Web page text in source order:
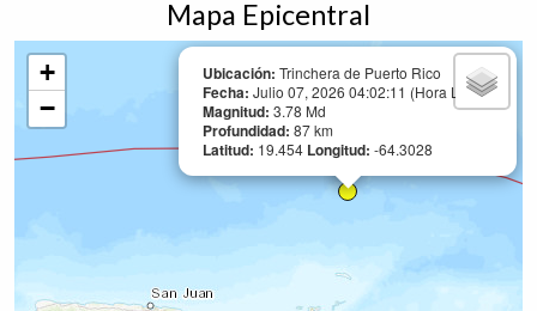
Mapa Epicentral
Ubicación: Trinchera de Puerto Rico
Fecha: Julio 07, 2026 04:02:11 (Hora Local)
Magnitud: 3.78 Md
Profundidad: 87 km
Latitud: 19.454 Longitud: -64.3028
+
−